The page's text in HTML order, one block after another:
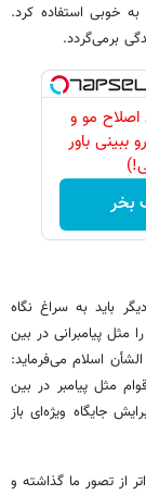
خوبی استفاده کرد.
برمی‌گردد.
اصلاح مو و
باور
بخر
باید به سراغ نگاه
مثل پیامبرانی در بین
اسلام می‌فرماید:
مثل پیامبر در بین
جایگاه ویژه‌ای باز
از تصور ما گذاشته و